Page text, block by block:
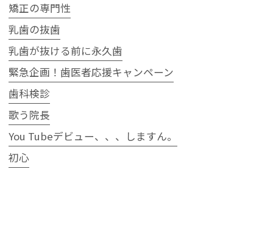
矯正の専門性
乳歯の抜歯
乳歯が抜ける前に永久歯
緊急企画！歯医者応援キャンペーン
歯科検診
歌う院長
You Tubeデビュー、、、しますん。
初心